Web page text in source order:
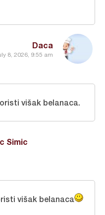
Daca
8, 2026, 9:55 am
Simic
višak belanaca.
višak belanaca